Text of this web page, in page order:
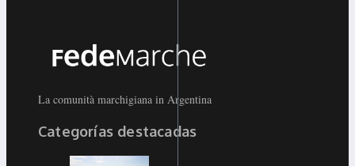
La comunità marchigiana in Argentina
Categorías destacadas